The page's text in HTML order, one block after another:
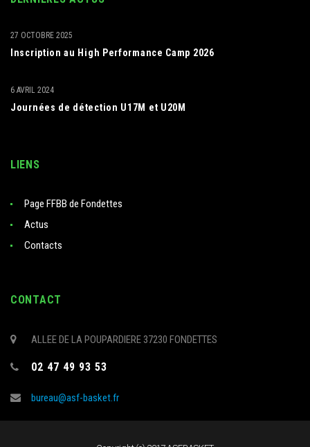
Inscription au High Performance Camp 2026
27 OCTOBRE 2025
Journées de détection U17M et U20M
6 AVRIL 2024
LIENS
Page FFBB de Fondettes
Actus
Contacts
CONTACT
ALLEE DE LA POUPARDIERE 37230 FONDETTES
02 47 49 93 53
bureau@asf-basket.fr